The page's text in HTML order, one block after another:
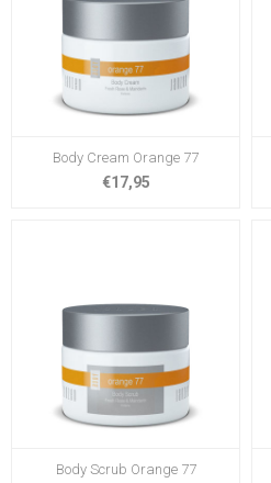
Body Cream Orange 77
€17,95
Body Scrub Orange 77